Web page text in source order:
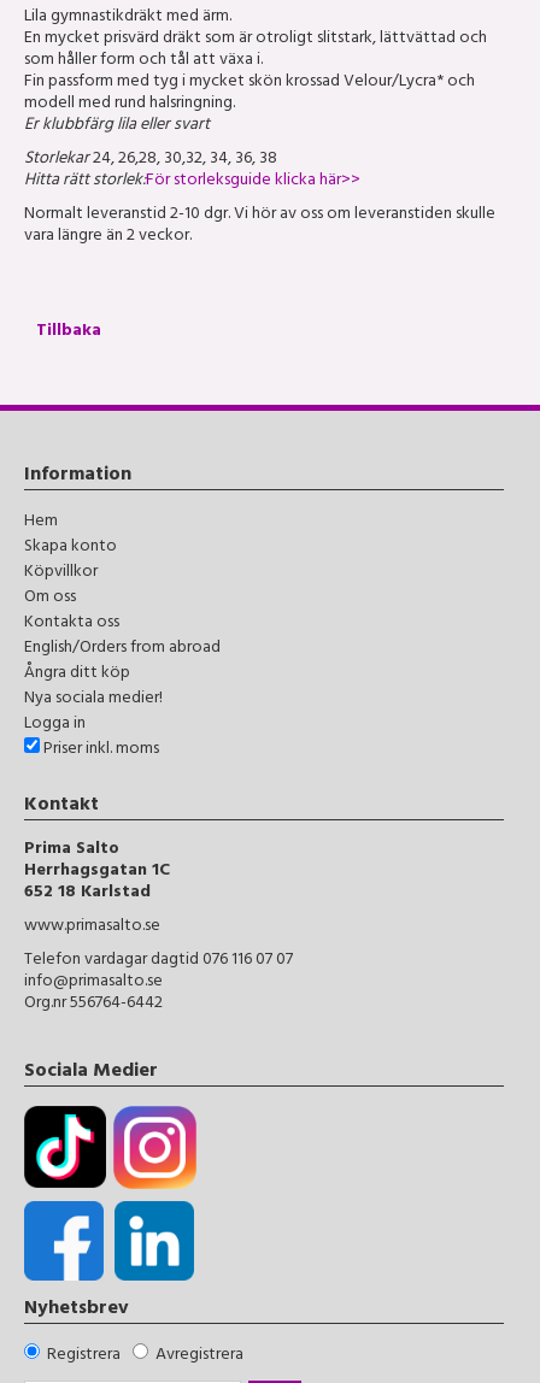
Lila gymnastikdräkt med ärm.
En mycket prisvärd dräkt som är otroligt slitstark, lättvättad och
som håller form och tål att växa i.
Fin passform med tyg i mycket skön krossad Velour/Lycra* och
modell med rund halsringning.
Er klubbfärg lila eller svart
Storlekar24, 26,28, 30,32, 34, 36, 38
Hitta rätt storlek:För storleksguide klicka här>>
Normalt leveranstid 2-10 dgr. Vi hör av oss om leveranstiden skulle
vara längre än 2 veckor.
Tillbaka
Information
Hem
Skapa konto
Köpvillkor
Om oss
Kontakta oss
English/Orders from abroad
Ångra ditt köp
Nya sociala medier!
Logga in
Priser inkl. moms
Kontakt
Prima Salto
Herrhagsgatan 1C
652 18 Karlstad
www.primasalto.se
Telefon vardagar dagtid 076 116 07 07
info@primasalto.se
Org.nr 556764-6442
Sociala Medier
Nyhetsbrev
Registrera Avregistrera